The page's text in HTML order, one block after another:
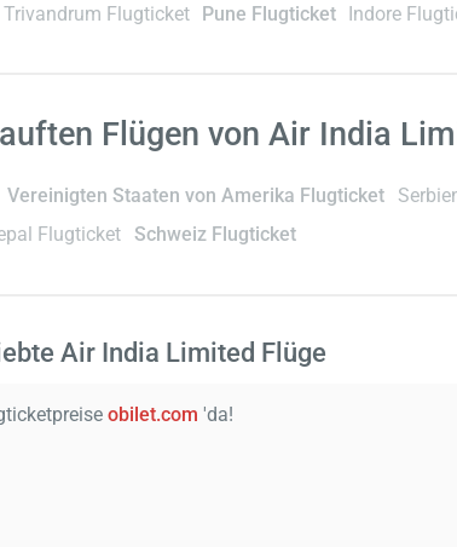
Trivandrum Flugticket Pune Flugticket Indore
Flügen von Air India
Vereinigten Staaten von Amerika Flugticket
Flugticket Schweiz Flugticket
Air India Limited Flüge
obilet.com 'da!